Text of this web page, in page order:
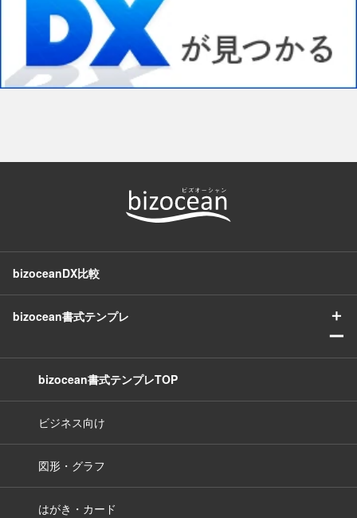
bizoceanDX比較
bizocean書式テンプレ
＋
ー
bizocean書式テンプレTOP
ビジネス向け
図形・グラフ
はがき・カード